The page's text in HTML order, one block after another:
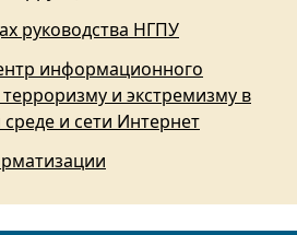
руководства НГПУ
информационного
и экстремизму в
и сети Интернет